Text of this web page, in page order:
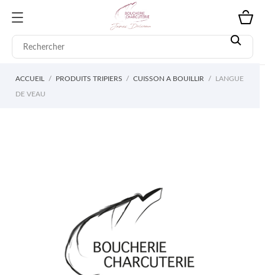
ACCUEIL PRODUITS TRIPIERS CUISSON A BOUILLIR LANGUE
DE VEAU